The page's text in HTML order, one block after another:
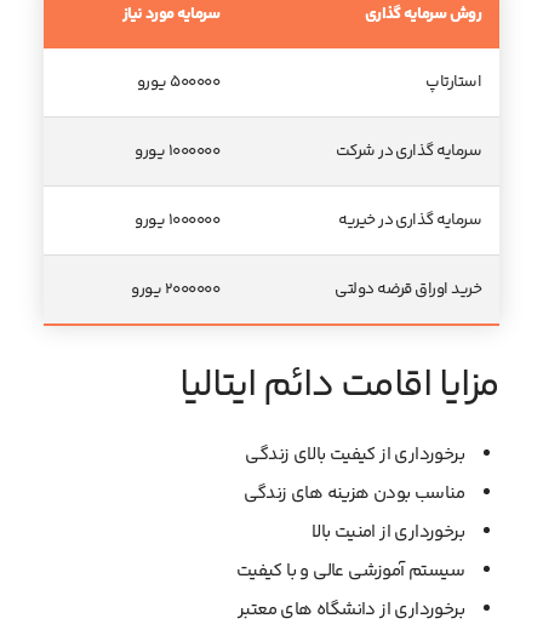
روش سرمایه گذاری سرمایه مورد نیاز
استارتاپ ۵۰۰۰۰۰ یورو
سرمایه گذاری در شرکت ۱۰۰۰۰۰۰ یورو
سرمایه گذاری در خیریه ۱۰۰۰۰۰۰ یورو
خرید اوراق قرضه دولتی ۲۰۰۰۰۰۰ یورو
مزایا اقامت دائم ایتالیا
برخورداری از کیفیت بالای زندگی
مناسب بودن هزینه های زندگی
برخورداری از امنیت بالا
سیستم آموزشی عالی و با کیفیت
برخورداری از دانشگاه های معتبر